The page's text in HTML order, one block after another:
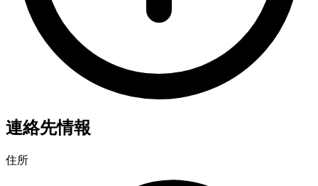
連絡先情報
住所